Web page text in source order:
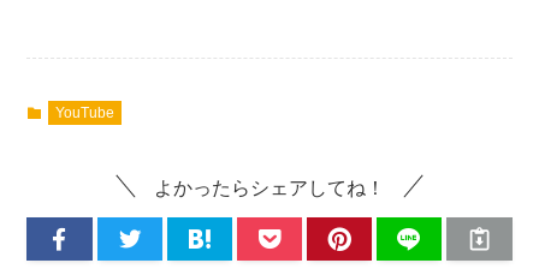
YouTube
よかったらシェアしてね！